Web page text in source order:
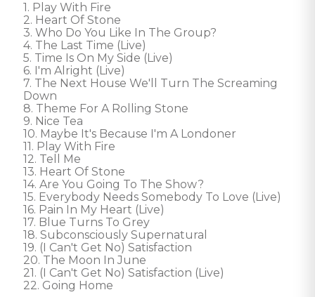
1. Play With Fire
2. Heart Of Stone
3. Who Do You Like In The Group?
4. The Last Time (Live)
5. Time Is On My Side (Live)
6. I'm Alright (Live)
7. The Next House We'll Turn The Screaming
Down
8. Theme For A Rolling Stone
9. Nice Tea
10. Maybe It's Because I'm A Londoner
11. Play With Fire
12. Tell Me
13. Heart Of Stone
14. Are You Going To The Show?
15. Everybody Needs Somebody To Love (Live)
16. Pain In My Heart (Live)
17. Blue Turns To Grey
18. Subconsciously Supernatural
19. (I Can't Get No) Satisfaction
20. The Moon In June
21. (I Can't Get No) Satisfaction (Live)
22. Going Home